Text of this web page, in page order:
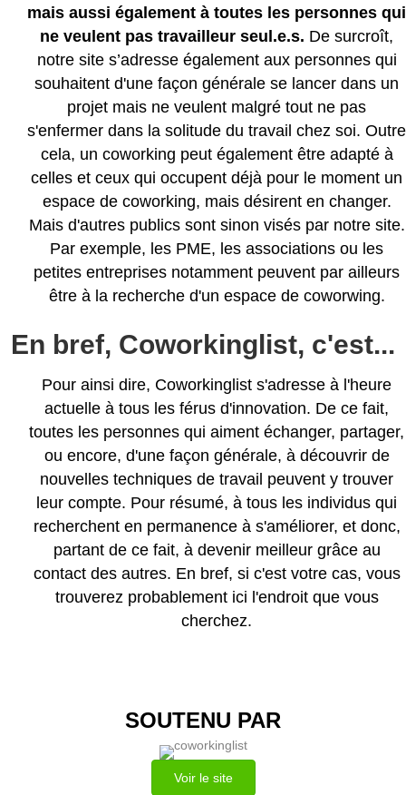
mais aussi également à toutes les personnes qui
ne veulent pas travailleur seul.e.s. De surcroît,
notre site s’adresse également aux personnes qui
souhaitent d'une façon générale se lancer dans un
projet mais ne veulent malgré tout ne pas
s'enfermer dans la solitude du travail chez soi. Outre
cela, un coworking peut également être adapté à
celles et ceux qui occupent déjà pour le moment un
espace de coworking, mais désirent en changer.
Mais d'autres publics sont sinon visés par notre site.
Par exemple, les PME, les associations ou les
petites entreprises notamment peuvent par ailleurs
être à la recherche d'un espace de coworwing.
En bref, Coworkinglist, c'est...
Pour ainsi dire, Coworkinglist s'adresse à l'heure
actuelle à tous les férus d'innovation. De ce fait,
toutes les personnes qui aiment échanger, partager,
ou encore, d'une façon générale, à découvrir de
nouvelles techniques de travail peuvent y trouver
leur compte. Pour résumé, à tous les individus qui
recherchent en permanence à s'améliorer, et donc,
partant de ce fait, à devenir meilleur grâce au
contact des autres. En bref, si c'est votre cas, vous
trouverez probablement ici l'endroit que vous
cherchez.
SOUTENU PAR
Voir le site